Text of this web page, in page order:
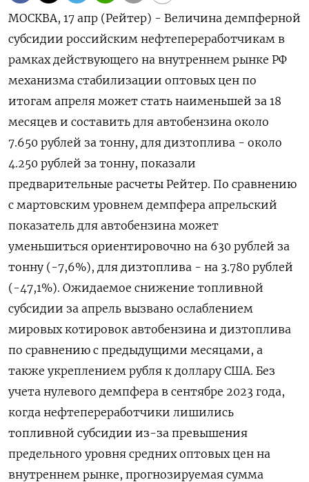
МОСКВА, 17 апр (Рейтер) - Величина демпферной
субсидии российским нефтепереработчикам в
рамках действующего на внутреннем рынке РФ
механизма стабилизации оптовых цен по
итогам апреля может стать наименьшей за 18
месяцев и составить для автобензина около
7.650 рублей за тонну, для дизтоплива - около
4.250 рублей за тонну, показали
предварительные расчеты Рейтер. По сравнению
с мартовским уровнем демпфера апрельский
показатель для автобензина может
уменьшиться ориентировочно на 630 рублей за
тонну (-7,6%), для дизтоплива - на 3.780 рублей
(-47,1%). Ожидаемое снижение топливной
субсидии за апрель вызвано ослаблением
мировых котировок автобензина и дизтоплива
по сравнению с предыдущими месяцами, а
также укреплением рубля к доллару США. Без
учета нулевого демпфера в сентябре 2023 года,
когда нефтепереработчики лишились
топливной субсидии из-за превышения
предельного уровня средних оптовых цен на
внутреннем рынке, прогнозируемая сумма